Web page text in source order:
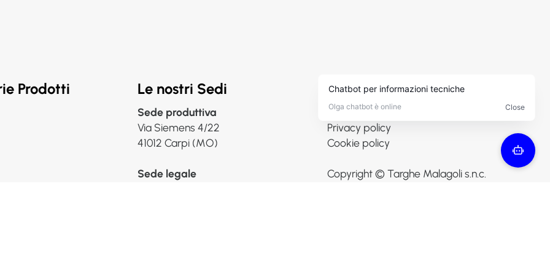
Prodotti Le nostri Sedi
Sede produttiva
Via Siemens 4/22
41012 Carpi (MO)
Sede legale
Informazioni
Contattaci
Privacy policy
Cookie policy
Copyright © Targhe Malagoli s.n.c.